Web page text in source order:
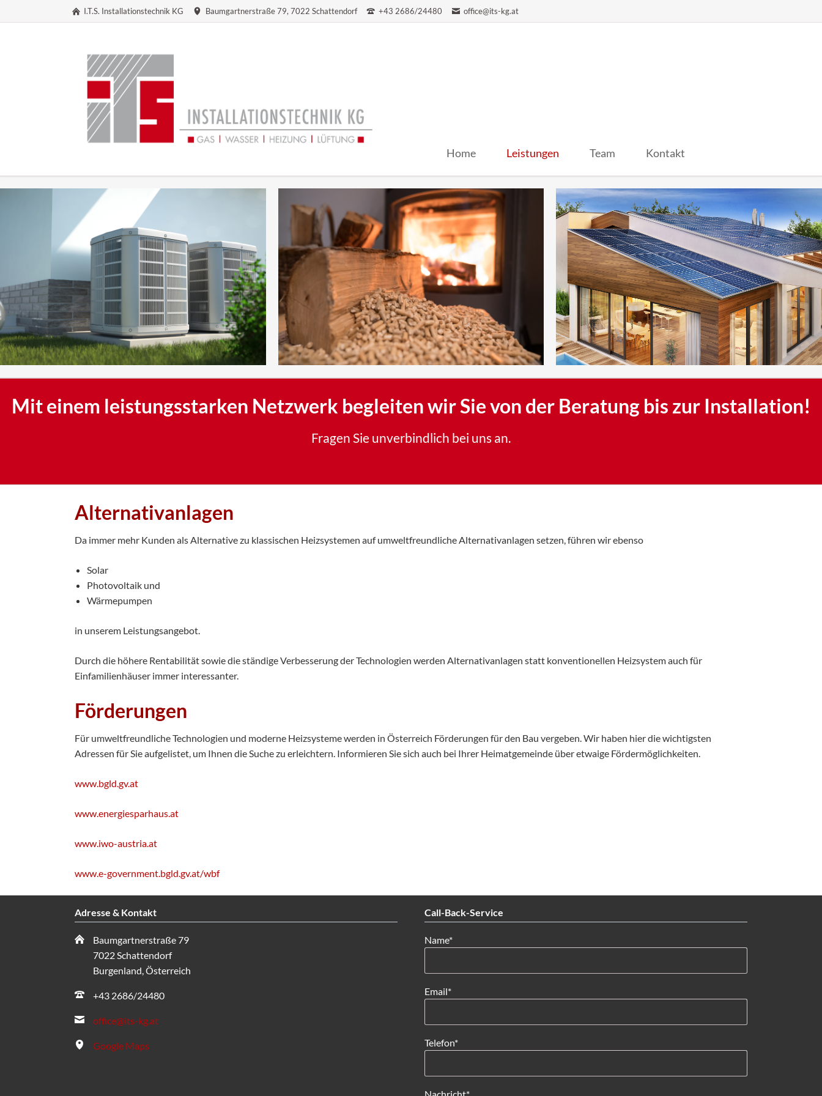
I.T.S. Installationstechnik KG Baumgartnerstraße 79, 7022 Schattendorf +43 2686/24480 office@its-kg.at
Home Leistungen
Heizungsinstallation
Heizsysteme
Lüftungsanlagen
Klimaanlagen
Bad und Sanitär
Team Kontakt
Mit einem leistungsstarken Netzwerk begleiten wir Sie von der Beratung bis zur Installation!
Fragen Sie unverbindlich bei uns an.
Alternativanlagen
Da immer mehr Kunden als Alternative zu klassischen Heizsystemen auf umweltfreundliche Alternativanlagen setzen, führen wir ebenso
Solar
Photovoltaik und
Wärmepumpen
in unserem Leistungsangebot.
Durch die höhere Rentabilität sowie die ständige Verbesserung der Technologien werden Alternativanlagen statt konventionellen Heizsystem auch für
Einfamilienhäuser immer interessanter.
Förderungen
Für umweltfreundliche Technologien und moderne Heizsysteme werden in Österreich Förderungen für den Bau vergeben. Wir haben hier die wichtigsten
Adressen für Sie aufgelistet, um Ihnen die Suche zu erleichtern. Informieren Sie sich auch bei Ihrer Heimatgemeinde über etwaige Fördermöglichkeiten.
www.bgld.gv.at
www.energiesparhaus.at
www.iwo-austria.at
www.e-government.bgld.gv.at/wbf
Adresse & Kontakt
Baumgartnerstraße 79
7022 Schattendorf
Burgenland, Österreich
+43 2686/24480
office@its-kg.at
Google Maps
Call-Back-Service
Pflichtfeld
Name*
Pflichtfeld
Email*
Pflichtfeld
Telefon*
Pflichtfeld